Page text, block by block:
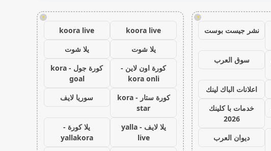
!
نشر جيست بوست
سوق العرب
اعلانات الباك لينك
خدمات با كلينك
2026
ديوان العرب
!
koora live
koora live
يلا شوت
يلا شوت
كورة اون لاين -
kora onli
كورة جول - kora
goal
كورة ستار - kora
star
سوريا لايف
يلا لايف - yalla
live
يلا كورة -
yallakora